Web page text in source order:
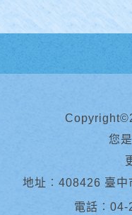
您
地址︰408426 臺中
電話︰ 04-